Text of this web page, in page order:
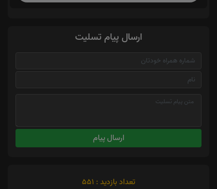
ارسال پیام تسلیت
ارسال پیام
تعداد بازدید : 551